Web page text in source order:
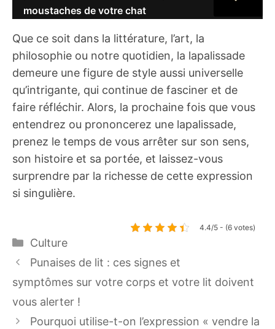
moustaches de votre chat
Que ce soit dans la littérature, l’art, la
philosophie ou notre quotidien, la lapalissade
demeure une figure de style aussi universelle
qu’intrigante, qui continue de fasciner et de
faire réfléchir. Alors, la prochaine fois que vous
entendrez ou prononcerez une lapalissade,
prenez le temps de vous arrêter sur son sens,
son histoire et sa portée, et laissez-vous
surprendre par la richesse de cette expression
si singulière.
4.4/5 - (6 votes)
Catégories
Culture
Punaises de lit : ces signes et
symptômes sur votre corps et votre lit doivent
vous alerter !
Pourquoi utilise-t-on l’expression « vendre la